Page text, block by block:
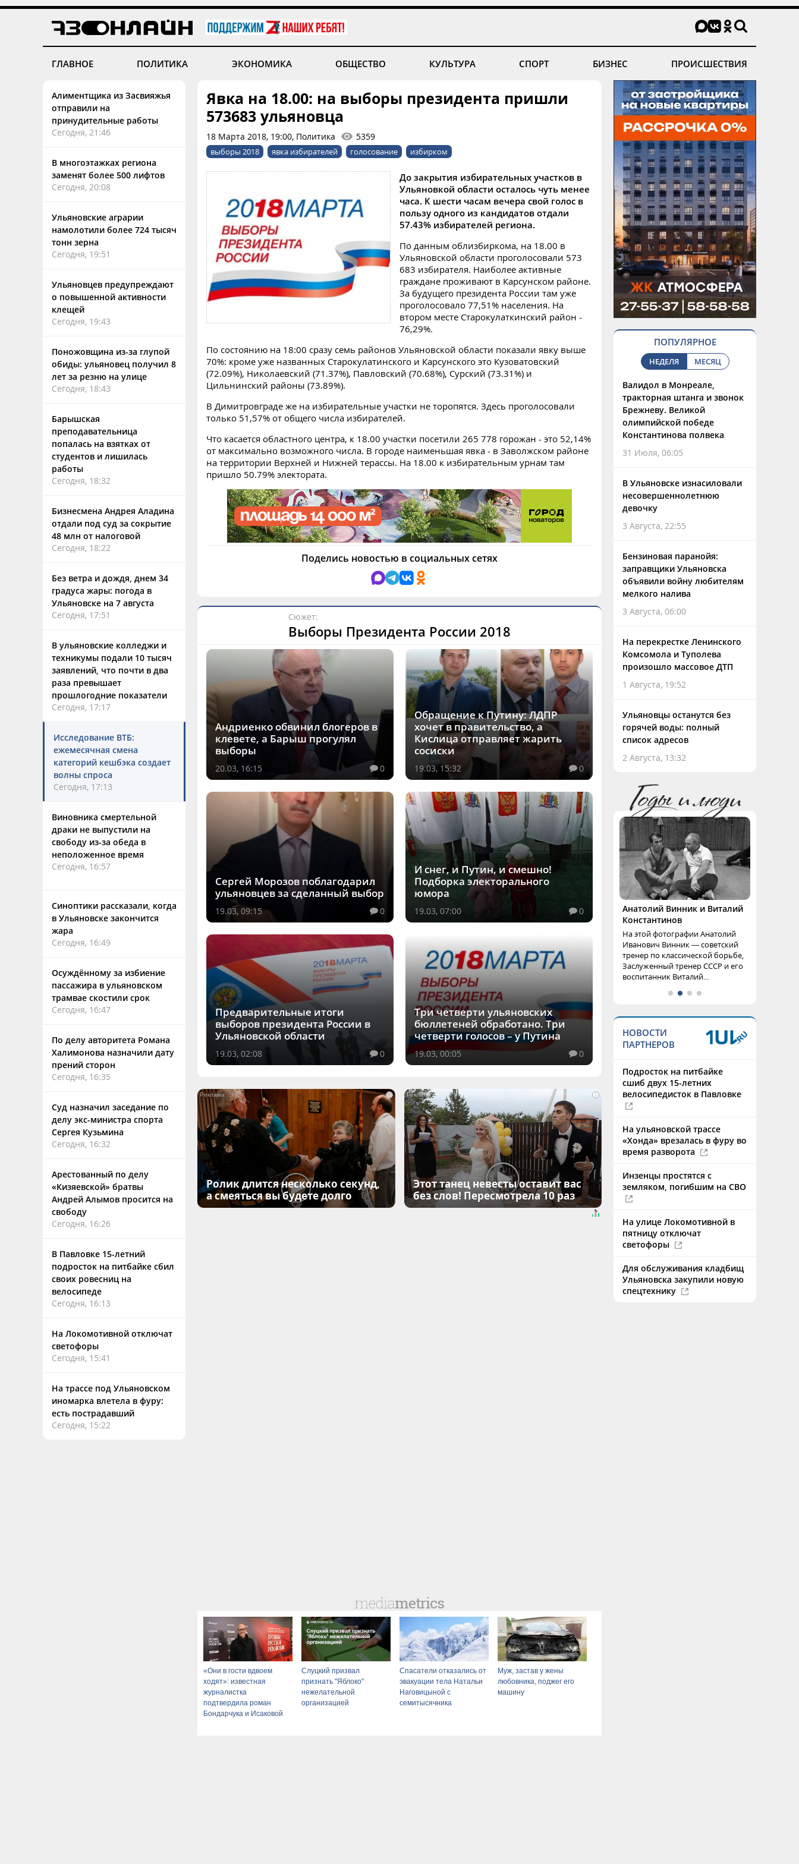
ГЛАВНОЕ ПОЛИТИКА ЭКОНОМИКА ОБЩЕСТВО КУЛЬТУРА СПОРТ БИЗНЕС ПРОИСШЕСТВИЯ
Алиментщика из Засвияжья
отправили на
принудительные работы
Сегодня, 21:46
В многоэтажках региона
заменят более 500 лифтов
Сегодня, 20:08
Ульяновские аграрии
намолотили более 724 тысяч
тонн зерна
Сегодня, 19:51
Ульяновцев предупреждают
о повышенной активности
клещей
Сегодня, 19:43
Поножовщина из-за глупой
обиды: ульяновец получил 8
лет за резню на улице
Сегодня, 18:43
Барышская
преподавательница
попалась на взятках от
студентов и лишилась
работы
Сегодня, 18:32
Бизнесмена Андрея Аладина
отдали под суд за сокрытие
48 млн от налоговой
Сегодня, 18:22
Без ветра и дождя, днем 34
градуса жары: погода в
Ульяновске на 7 августа
Сегодня, 17:51
В ульяновские колледжи и
техникумы подали 10 тысяч
заявлений, что почти в два
раза превышает
прошлогодние показатели
Сегодня, 17:17
Исследование ВТБ:
ежемесячная смена
категорий кешбэка создает
волны спроса
Сегодня, 17:13
Виновника смертельной
драки не выпустили на
свободу из-за обеда в
неположенное время
Сегодня, 16:57
Синоптики рассказали, когда
в Ульяновске закончится
жара
Сегодня, 16:49
Осуждённому за избиение
пассажира в ульяновском
трамвае скостили срок
Сегодня, 16:47
По делу авторитета Романа
Халимонова назначили дату
прений сторон
Сегодня, 16:35
Суд назначил заседание по
делу экс-министра спорта
Сергея Кузьмина
Сегодня, 16:32
Арестованный по делу
«Кизяевской» братвы
Андрей Алымов просится на
свободу
Сегодня, 16:26
В Павловке 15-летний
подросток на питбайке сбил
своих ровесниц на
велосипеде
Сегодня, 16:13
На Локомотивной отключат
светофоры
Сегодня, 15:41
На трассе под Ульяновском
иномарка влетела в фуру:
есть пострадавший
Сегодня, 15:22
Явка на 18.00: на выборы президента пришли
573683 ульяновца
18 Марта 2018, 19:00, Политика 5359
выборы 2018 явка избирателей голосование избирком
До закрытия избирательных участков в
Ульяновкой области осталось чуть менее
часа. К шести часам вечера свой голос в
пользу одного из кандидатов отдали
57.43% избирателей региона.
По данным облизбиркома, на 18.00 в
Ульяновской области проголосовали 573
683 избирателя. Наиболее активные
граждане проживают в Карсунском районе.
За будущего президента России там уже
проголосовало 77,51% населения. На
втором месте Старокулаткинский район -
76,29%.
По состоянию на 18:00 сразу семь районов Ульяновской области показали явку выше
70%: кроме уже названных Старокулатинского и Карсунского это Кузоватовский
(72.09%), Николаевский (71.37%), Павловский (70.68%), Сурский (73.31%) и
Цильнинский районы (73.89%).
В Димитровграде же на избирательные участки не торопятся. Здесь проголосовали
только 51,57% от общего числа избирателей.
Что касается областного центра, к 18.00 участки посетили 265 778 горожан - это 52,14%
от максимально возможного числа. В городе наименьшая явка - в Заволжском районе
на территории Верхней и Нижней терассы. На 18.00 к избирательным урнам там
пришло 50.79% электората.
Поделись новостью в социальных сетях
Сюжет:
Выборы Президента России 2018
Андриенко обвинил блогеров в
клевете, а Барыш прогулял
выборы
20.03, 16:15 0
Обращение к Путину: ЛДПР
хочет в правительство, а
Кислица отправляет жарить
сосиски
19.03, 15:32 0
Сергей Морозов поблагодарил
ульяновцев за сделанный выбор
19.03, 09:15 0
И снег, и Путин, и смешно!
Подборка электорального
юмора
19.03, 07:00 0
Предварительные итоги
выборов президента России в
Ульяновской области
19.03, 02:08 0
Три четверти ульяновских
бюллетеней обработано. Три
четверти голосов – у Путина
19.03, 00:05 0
i
Ролик длится несколько секунд,
а смеяться вы будете долго
i
Этот танец невесты оставит вас
без слов! Пересмотрела 10 раз
«Они в гости вдвоем
ходят»: известная
журналистка
подтвердила роман
Бондарчука и Исаковой
Слуцкий призвал
признать "Яблоко"
нежелательной
организацией
Спасатели отказались от
эвакуации тела Натальи
Наговицыной с
семитысячника
Муж, застав у жены
любовника, поджег его
машину
ПОПУЛЯРНОЕ
НЕДЕЛЯ МЕСЯЦ
Валидол в Монреале,
тракторная штанга и звонок
Брежневу. Великой
олимпийской победе
Константинова полвека
31 Июля, 06:05
В Ульяновске изнасиловали
несовершеннолетнюю
девочку
3 Августа, 22:55
Бензиновая паранойя:
заправщики Ульяновска
объявили войну любителям
мелкого налива
3 Августа, 06:00
На перекрестке Ленинского
Комсомола и Туполева
произошло массовое ДТП
1 Августа, 19:52
Ульяновцы останутся без
горячей воды: полный
список адресов
2 Августа, 13:32
Анатолий Винник и Виталий
Константинов
На этой фотографии Анатолий
Иванович Винник — советский
тренер по классической борьбе,
Заслуженный тренер СССР и его
воспитанник Виталий...
НОВОСТИ
ПАРТНЕРОВ
Подросток на питбайке
сшиб двух 15-летних
велосипедисток в Павловке
На ульяновской трассе
«Хонда» врезалась в фуру во
время разворота
Инзенцы простятся с
земляком, погибшим на СВО
На улице Локомотивной в
пятницу отключат
светофоры
Для обслуживания кладбищ
Ульяновска закупили новую
спецтехнику